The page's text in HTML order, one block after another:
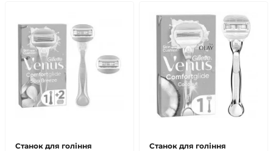
Станок для гоління
Станок для гоління